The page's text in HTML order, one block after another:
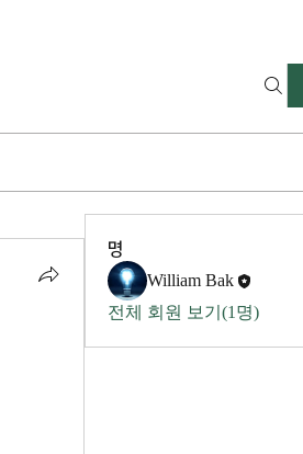
명
William Bak
전체 회원 보기(1명)